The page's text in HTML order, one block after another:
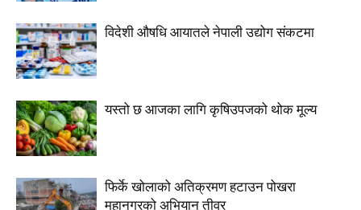
विदेशी औषधि आयातले नेपाली उद्योग संकटमा
यस्तो छ आजका लागि कृषिउपजको थोक मूल्य
फिर्के खोलाको अतिक्रमण हटाउन पोखरा
महानगरको अभियान तीव्र